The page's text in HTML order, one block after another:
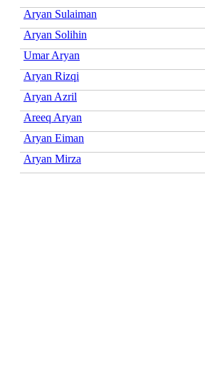
Aryan Sulaiman
Aryan Solihin
Umar Aryan
Aryan Rizqi
Aryan Azril
Areeq Aryan
Aryan Eiman
Aryan Mirza